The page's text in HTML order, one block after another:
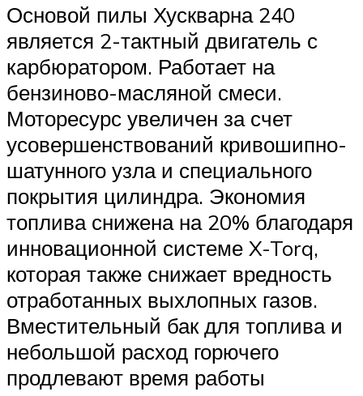
Основой пилы Хускварна 240
является 2-тактный двигатель с
карбюратором. Работает на
бензиново-масляной смеси.
Моторесурс увеличен за счет
усовершенствований кривошипно-
шатунного узла и специального
покрытия цилиндра. Экономия
топлива снижена на 20% благодаря
инновационной системе X-Torq,
которая также снижает вредность
отработанных выхлопных газов.
Вместительный бак для топлива и
небольшой расход горючего
продлевают время работы